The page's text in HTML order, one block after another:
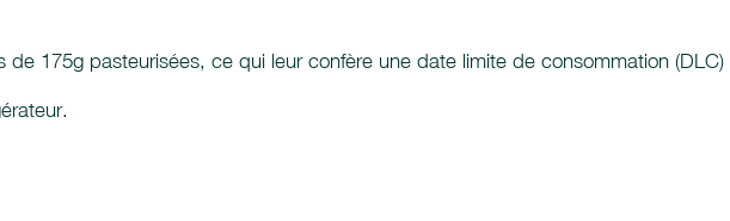
de 175g pasteurisées, ce qui leur confère une date limite de consommation (DLC)